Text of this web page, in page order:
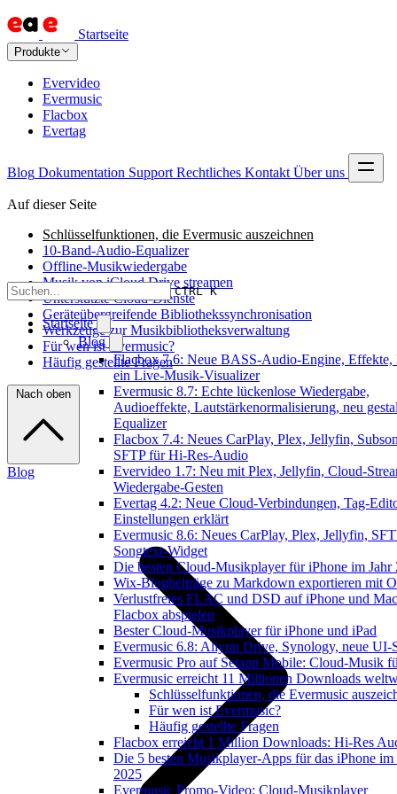
Startseite
Produkte
Evervideo
Evermusic
Flacbox
Evertag
Blog Dokumentation Support Rechtliches Kontakt Über uns
CTRL K
Startseite
Blog
Flacbox 7.6: Neue BASS-Audio-Engine, Effekte,
ein Live-Musik-Visualizer
Evermusic 8.7: Echte lückenlose Wiedergabe,
Audioeffekte, Lautstärkenormalisierung, neu
Equalizer
Flacbox 7.4: Neues CarPlay, Plex, Jellyfin,
SFTP für Hi-Res-Audio
Evervideo 1.7: Neu mit Plex, Jellyfin, Cloud-
Wiedergabe-Gesten
Evertag 4.2: Neue Cloud-Verbindungen, Tag-
Einstellungen erklärt
Evermusic 8.6: Neues CarPlay, Plex, Jellyfin,
Songtext-Widget
Die besten Cloud-Musikplayer für iPhone im Jahr
Wix-Blogbeiträge zu Markdown exportieren mit
Verlustfreies FLAC und DSD auf iPhone und
Flacbox abspielen
Bester Cloud-Musikplayer für iPhone und iPad
Evermusic 6.8: Aliyun Drive, Synology, neue UI-
Evermusic Pro auf Setapp Mobile: Cloud-Musik
Evermusic erreicht 11 Millionen Downloads
Schlüsselfunktionen, die Evermusic
Für wen ist Evermusic?
Häufig gestellte Fragen
Flacbox erreicht 1 Million Downloads: Hi-Res
Die 5 besten Musikplayer-Apps für das iPhone im
2025
Evermusic Promo-Video: Cloud-Musikplayer
Auf dieser Seite
Schlüsselfunktionen, die Evermusic auszeichnen
10-Band-Audio-Equalizer
Offline-Musikwiedergabe
Musik von iCloud Drive streamen
Unterstützte Cloud-Dienste
Geräteübergreifende Bibliothekssynchronisation
Werkzeuge zur Musikbibliotheksverwaltung
Für wen ist Evermusic?
Häufig gestellte Fragen
Nach oben
Blog